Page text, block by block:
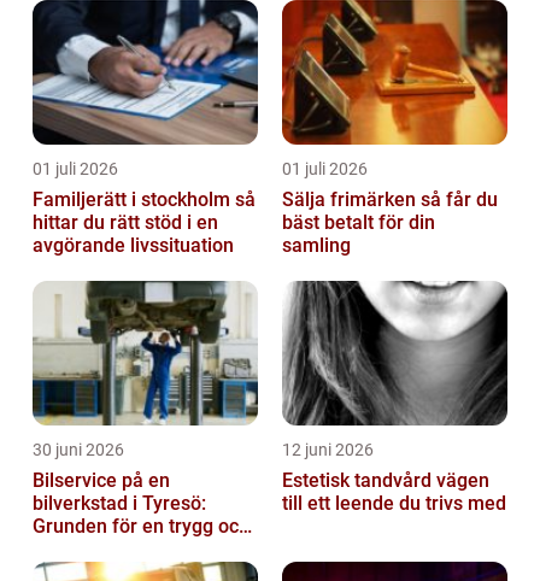
01 juli 2026
Familjerätt i stockholm så
hittar du rätt stöd i en
avgörande livssituation
01 juli 2026
Sälja frimärken så får du
bäst betalt för din
samling
30 juni 2026
Bilservice på en
bilverkstad i Tyresö:
Grunden för en trygg och
12 juni 2026
Estetisk tandvård vägen
till ett leende du trivs med